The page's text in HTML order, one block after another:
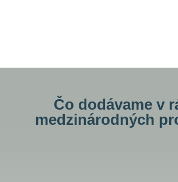
Čo dodávame v
medzinárodných